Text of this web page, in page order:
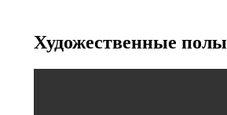
Художественные полы